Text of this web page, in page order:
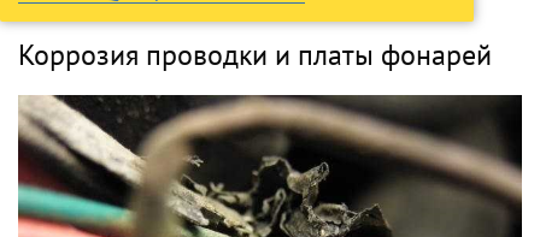
Коррозия проводки и платы фонарей